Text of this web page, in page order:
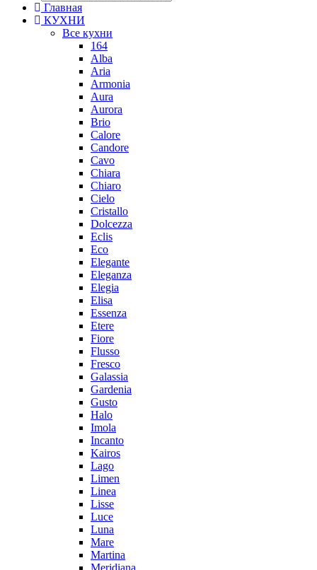
Главная
КУХНИ
Все кухни
164
Alba
Aria
Armonia
Aura
Aurora
Brio
Calore
Candore
Cavo
Chiara
Chiaro
Cielo
Cristallo
Dolcezza
Eclis
Eco
Elegante
Eleganza
Elegia
Elisa
Essenza
Etere
Fiore
Flusso
Fresco
Galassia
Gardenia
Gusto
Halo
Imola
Incanto
Kairos
Lago
Limen
Linea
Lisse
Luce
Luna
Mare
Martina
Meridiana